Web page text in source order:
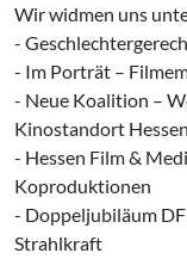
Wir widmen uns
-
- Im Porträt –
- Neue Koalition –
Kinostandort
- Hessen Film &
Koproduktionen
- Doppeljubiläum
Strahlkraft